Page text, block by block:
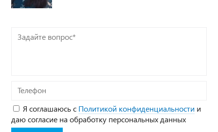
Задайте
Телефон
Я соглашаюсь с Политикой конфиденциальности и
даю согласие на обработку персональных данных